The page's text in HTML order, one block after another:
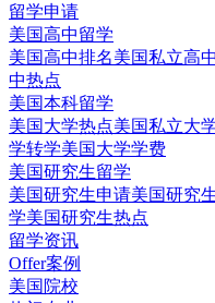
留学申请
美国高中留学
美国高中排名美国私立高中
中热点
美国本科留学
美国大学热点美国私立大
学转学美国大学学费
美国研究生留学
美国研究生申请美国研究
学美国研究生热点
留学资讯
Offer案例
美国院校